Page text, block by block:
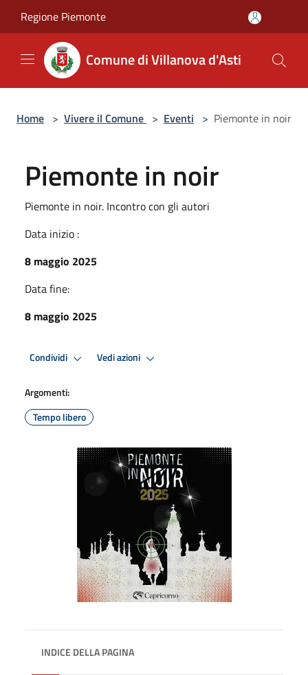
Regione Piemonte
Comune di Villanova d'Asti
Home > Vivere il Comune > Eventi > Piemonte in noir
Piemonte in noir
Piemonte in noir. Incontro con gli autori
Data inizio :
8 maggio 2025
Data fine:
8 maggio 2025
Condividi Vedi azioni
Argomenti:
Tempo libero
INDICE DELLA PAGINA